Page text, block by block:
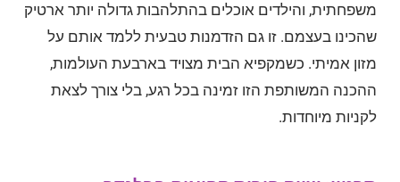
משפחתית, והילדים אוכלים בהתלהבות גדולה יותר ארטיק
שהכינו בעצמם. זו גם הזדמנות טבעית ללמד אותם על
מזון אמיתי. כשמקפיא הבית מצויד בארבעת העולמות,
ההכנה המשותפת הזו זמינה בכל רגע, בלי צורך לצאת
לקניות מיוחדות.